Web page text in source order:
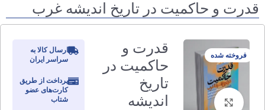
قدرت و حاکمیت در تاریخ اندیشه غرب
فروخته شده
برای بزرگنمایی کلیک کنید
قدرت و
حاکمیت در
تاریخ
اندیشه
ارسال کالا به
سراسر ایران
پرداخت از طریق
کارت‌های عضو
شتاب